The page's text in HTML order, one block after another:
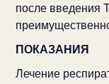
после введения
ПОКАЗАНИЯ
Лечение